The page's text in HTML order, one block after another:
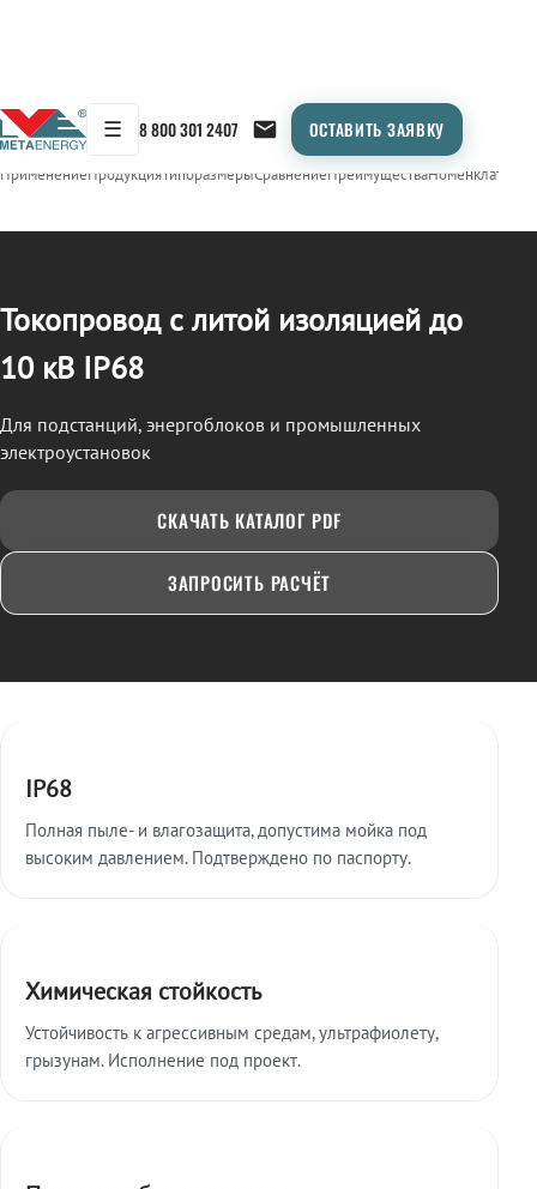
☰ 8 800 301 2407 ОСТАВИТЬ ЗАЯВКУ
← Продукция/ТОКОПРОВОД
ПрименениеПродукцияТипоразмерыСравнениеПреимуществаНоменклатура
Токопровод с литой изоляцией до
10 кВ IP68
Для подстанций, энергоблоков и промышленных
электроустановок
СКАЧАТЬ КАТАЛОГ PDF
ЗАПРОСИТЬ РАСЧЁТ
IP68
Полная пыле- и влагозащита, допустима мойка под
высоким давлением. Подтверждено по паспорту.
Химическая стойкость
Устойчивость к агрессивным средам, ультрафиолету,
грызунам. Исполнение под проект.